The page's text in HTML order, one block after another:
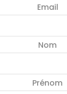
Email
Nom
Prénom